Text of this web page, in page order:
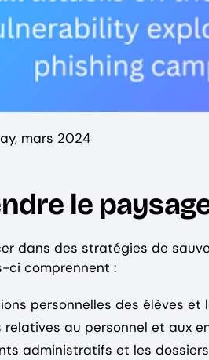
mars 2024
le
dans des stratégies de
ci comprennent :
personnelles des élèves et
relatives au personnel et aux
administratifs et les